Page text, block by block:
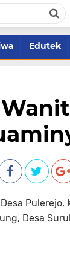
Edutek
Desa